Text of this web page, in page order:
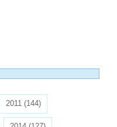
2011 (144)